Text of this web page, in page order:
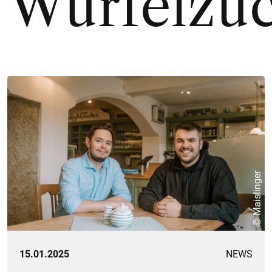
© Maislinger
15.01.2025 NEWS